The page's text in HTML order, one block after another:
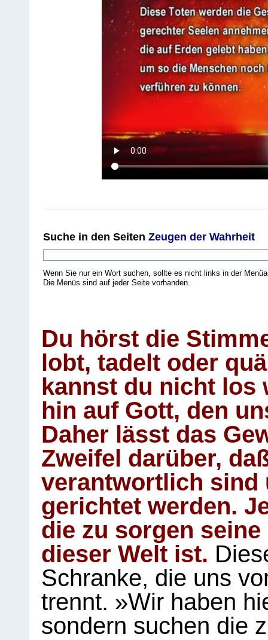
Suche in den Seiten Zeugen der Wahrheit
Wenn Sie nur ein Wort suchen, sollte es nicht links in der
Die Menüs sind auf jeder Seite vorhanden..
Du hörst die
lobt, tadelt oder
kannst du nicht los
hin auf Gott, den
Daher lässt das
Zweifel darüber,
verantwortlich sind
gerichtet werden.
die zu sorgen
dieser Welt ist.
Schranke, die uns
trennt. »Wir haben
sondern suchen die